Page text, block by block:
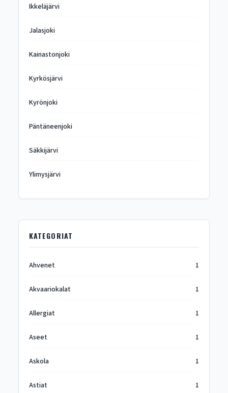
Ikkeläjärvi
Jalasjoki
Kainastonjoki
Kyrkösjärvi
Kyrönjoki
Päntäneenjoki
Säkkijärvi
Ylimysjärvi
KATEGORIAT
Ahvenet 1
Akvaariokalat 1
Allergiat 1
Aseet 1
Askola 1
Astiat 1